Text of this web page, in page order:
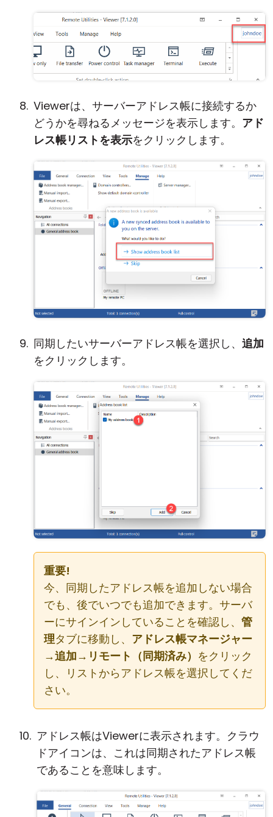
Viewerは、サーバーアドレス帳に接続するか
どうかを尋ねるメッセージを表示します。 アド
レス帳リストを表示をクリックします。
同期したいサーバーアドレス帳を選択し、 追加
をクリックします。
重要!
今、同期したアドレス帳を追加しない場合
でも、後でいつでも追加できます。サーバ
ーにサインインしていることを確認し、 管
理タブに移動し、 アドレス帳マネージャー
→追加→ リモート（同期済み） をクリック
し、リストからアドレス帳を選択してくだ
さい。
アドレス帳はViewerに表示されます。クラウ
ドアイコンは、これは同期されたアドレス帳
であることを意味します。